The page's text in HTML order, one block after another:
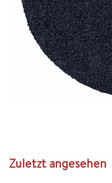
Zuletzt angesehen